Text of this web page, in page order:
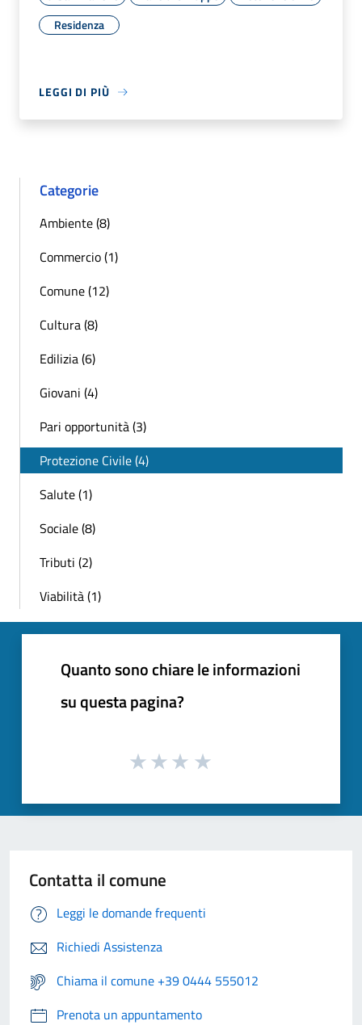
Residenza
LEGGI DI PIÙ
Categorie
Ambiente (8)
Commercio (1)
Comune (12)
Cultura (8)
Edilizia (6)
Giovani (4)
Pari opportunità (3)
Protezione Civile (4)
Salute (1)
Sociale (8)
Tributi (2)
Viabilità (1)
Quanto sono chiare le informazioni
su questa pagina?
Contatta il comune
Leggi le domande frequenti
Richiedi Assistenza
Chiama il comune +39 0444 555012
Prenota un appuntamento